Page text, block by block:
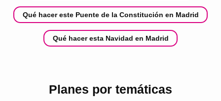
Qué hacer este Puente de la Constitución en Madrid
Qué hacer esta Navidad en Madrid
Planes por temáticas